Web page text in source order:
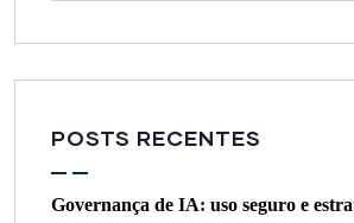
POSTS RECENTES
Governança de IA: uso seguro e